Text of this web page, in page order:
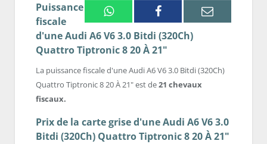
WhatsappFacebook Email
Puissance
fiscale
d'une Audi A6 V6 3.0 Bitdi (320Ch)
Quattro Tiptronic 8 20 À 21"
La puissance fiscale d'une Audi A6 V6 3.0 Bitdi (320Ch)
Quattro Tiptronic 8 20 À 21" est de21 chevaux
fiscaux.
Prix de la carte grise d'une Audi A6 V6 3.0
Bitdi (320Ch) Quattro Tiptronic 8 20 À 21"